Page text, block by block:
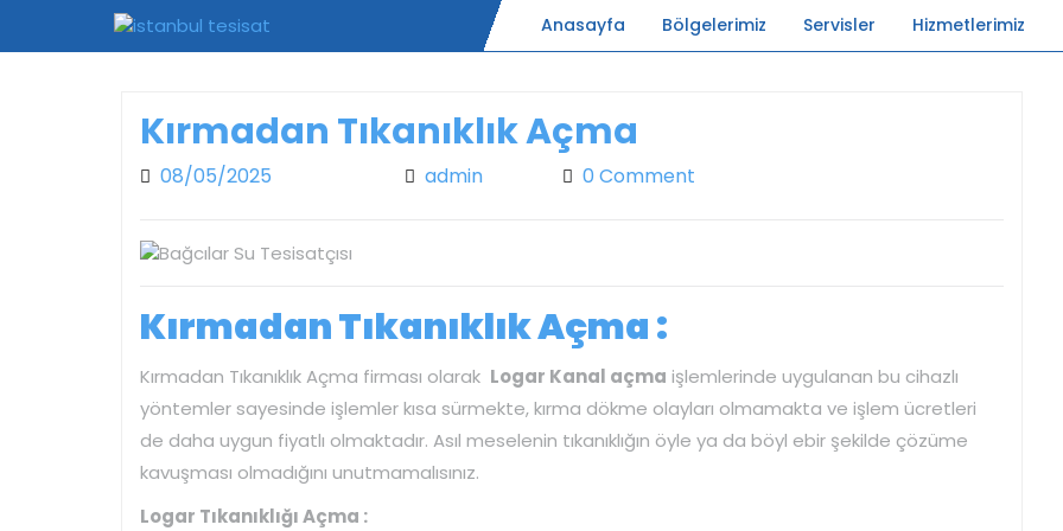
Anasayfa Bölgelerimiz Servisler Hizmetlerimiz
Kırmadan Tıkanıklık Açma
08/05/2025 adminadmin 0 Comment
Kırmadan Tıkanıklık Açma :
Kırmadan Tıkanıklık Açma firması olarak Logar Kanal açma işlemlerinde uygulanan bu cihazlı
yöntemler sayesinde işlemler kısa sürmekte, kırma dökme olayları olmamakta ve işlem ücretleri
de daha uygun fiyatlı olmaktadır. Asıl meselenin tıkanıklığın öyle ya da böyl ebir şekilde çözüme
kavuşması olmadığını unutmamalısınız.
Logar Tıkanıklığı Açma :